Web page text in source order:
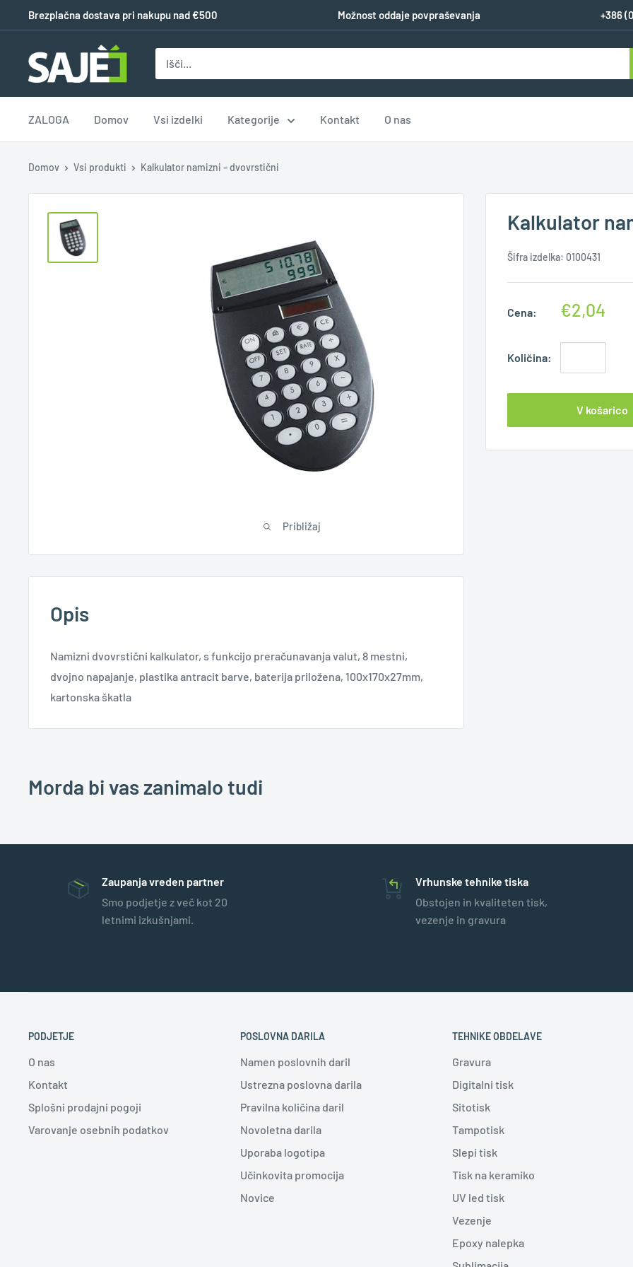
Brezplačna dostava pri nakupu nad €500 Možnost oddaje povpraševanja +386
ZALOGA Domov Vsi izdelki Kategorije Kontakt O nas
Domov Vsi produkti Kalkulator namizni – dvovrstični
Približaj
Kalkulator
Šifra izdelka: 0100431
Cena: €2,04
Količina:
V košarico
Opis
Namizni dvovrstični kalkulator, s funkcijo preračunavanja valut, 8 mestni,
dvojno napajanje, plastika antracit barve, baterija priložena, 100x170x27mm,
kartonska škatla
Morda bi vas zanimalo tudi
Zaupanja vreden partner
Smo podjetje z več kot 20
letnimi izkušnjami.
Vrhunske tehnike tiska
Obstojen in kvaliteten tisk,
vezenje in gravura
PODJETJE
O nas
Kontakt
Splošni prodajni pogoji
Varovanje osebnih podatkov
POSLOVNA DARILA
Namen poslovnih daril
Ustrezna poslovna darila
Pravilna količina daril
Novoletna darila
Uporaba logotipa
Učinkovita promocija
Novice
TEHNIKE OBDELAVE
Gravura
Digitalni tisk
Sitotisk
Tampotisk
Slepi tisk
Tisk na keramiko
UV led tisk
Vezenje
Epoxy nalepka